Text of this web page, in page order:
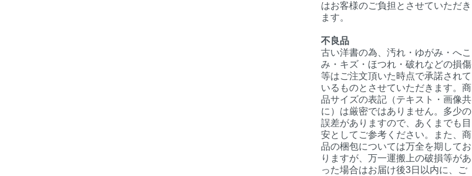
はお客様のご負担とさせていただき
ます。
不良品
古い洋書の為、汚れ・ゆがみ・へこ
み・キズ・ほつれ・破れなどの損傷
等はご注文頂いた時点で承諾されて
いるものとさせていただきます。商
品サイズの表記（テキスト・画像共
に）は厳密ではありません。多少の
誤差がありますので、あくまでも目
安としてご参考ください。また、商
品の梱包については万全を期してお
りますが、万一運搬上の破損等があ
った場合はお届け後3日以内に、ご